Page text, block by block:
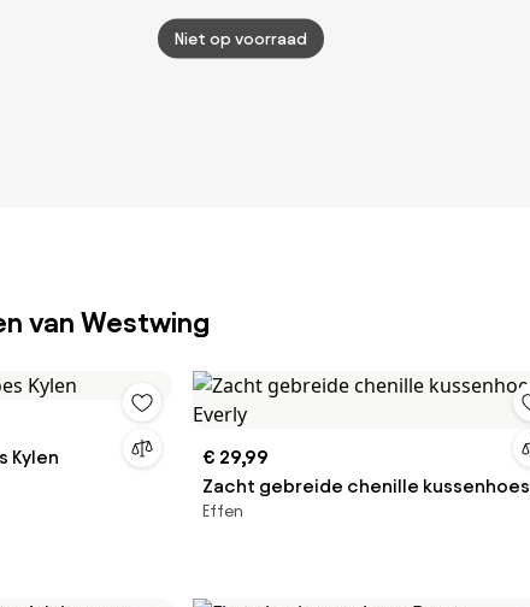
Niet op voorraad
van Westwing
Kylen
€ 29,99
Zacht gebreide chenille kussenhoes
Everly
Effen